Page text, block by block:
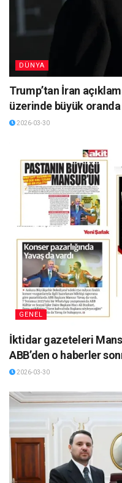
DÜNYA
Trump’tan İran
üzerinde büyük oranda
2026-03-30
GENEL
İktidar gazeteleri
ABB’den o haberler
2026-03-30